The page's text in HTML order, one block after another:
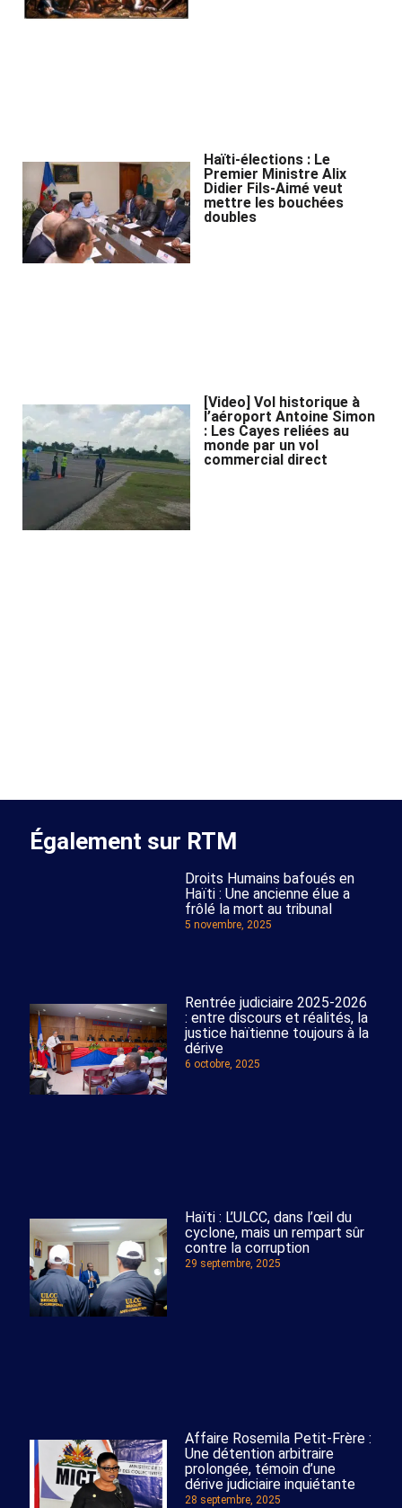
Haïti-élections : Le
Premier Ministre Alix
Didier Fils-Aimé veut
mettre les bouchées
doubles
[Video] Vol historique à
l’aéroport Antoine Simon
: Les Cayes reliées au
monde par un vol
commercial direct
Également sur RTM
Droits Humains bafoués en
Haïti : Une ancienne élue a
frôlé la mort au tribunal
5 novembre, 2025
Rentrée judiciaire 2025-2026
: entre discours et réalités, la
justice haïtienne toujours à la
dérive
6 octobre, 2025
Haïti : L’ULCC, dans l’œil du
cyclone, mais un rempart sûr
contre la corruption
29 septembre, 2025
Affaire Rosemila Petit-Frère :
Une détention arbitraire
prolongée, témoin d’une
dérive judiciaire inquiétante
28 septembre, 2025